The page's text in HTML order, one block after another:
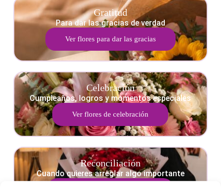
Gratitud
Para dar las gracias de verdad
Ver flores para dar las gracias
Celebración
Cumpleaños, logros y momentos especiales
Ver flores de celebración
Reconciliación
Cuando quieres arreglar algo importante